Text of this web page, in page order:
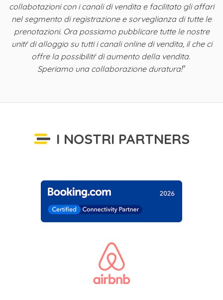
collabotazioni con i canali di vendita e facilitato gli affari
nel segmento di registrazione e sorveglianza di tutte le
prenotazioni. Ora possiamo pubblicare tutte le nostre
unitŕ di alloggio su tutti i canali online di vendita, il che ci
offre la possibilitŕ di aumento della vendita.
Speriamo una collaborazione duratura!"
I NOSTRI PARTNERS